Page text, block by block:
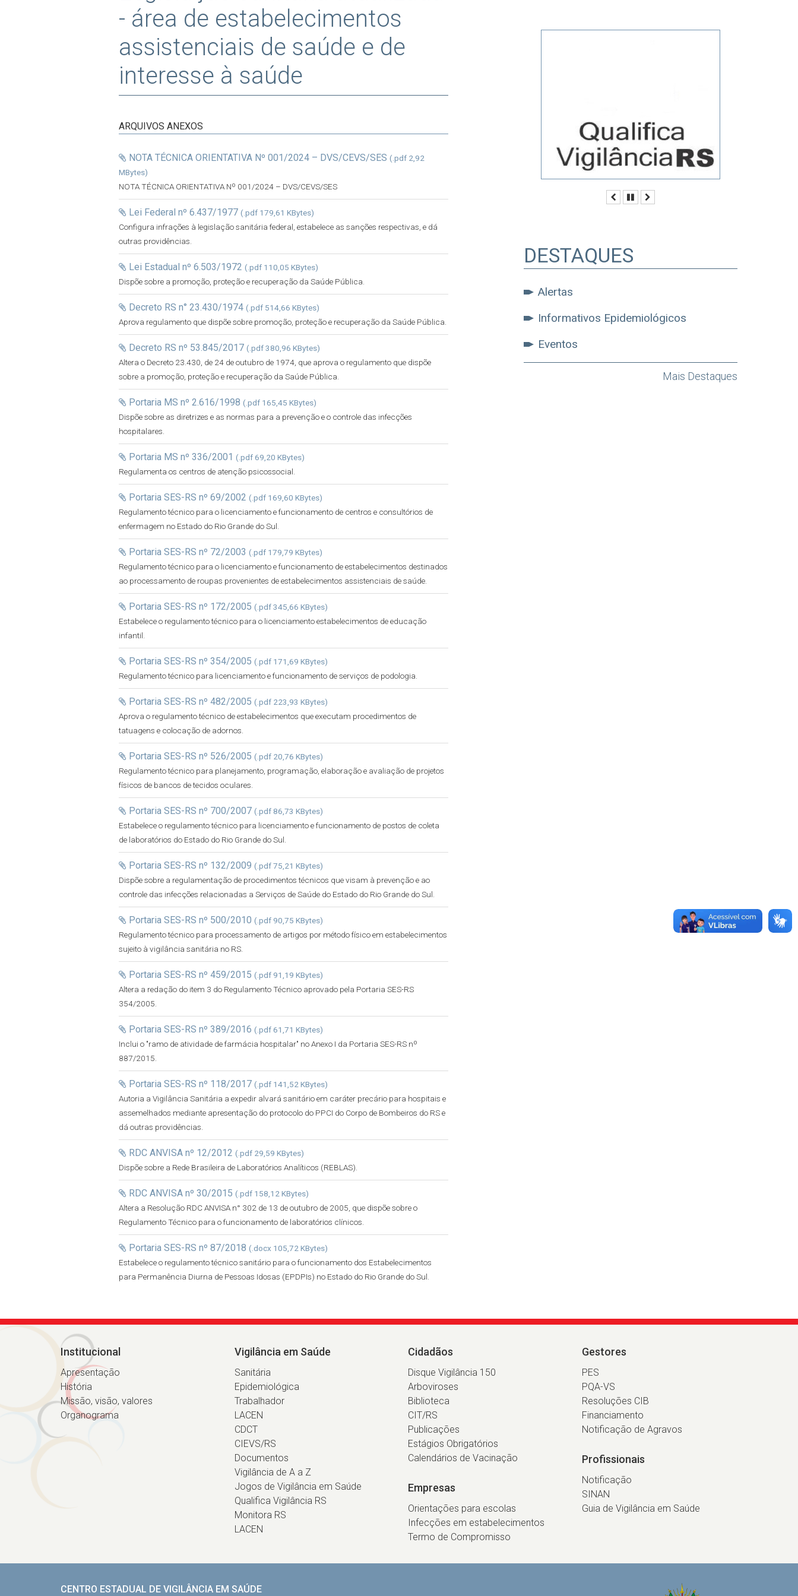
- área de estabelecimentos
assistenciais de saúde e de
interesse à saúde
ARQUIVOS ANEXOS
NOTA TÉCNICA ORIENTATIVA Nº 001/2024 – DVS/CEVS/SES (.pdf 2,92
MBytes)
NOTA TÉCNICA ORIENTATIVA Nº 001/2024 – DVS/CEVS/SES
Lei Federal nº 6.437/1977 (.pdf 179,61 KBytes)
Configura infrações à legislação sanitária federal, estabelece as sanções respectivas, e dá
outras providências.
Lei Estadual nº 6.503/1972 (.pdf 110,05 KBytes)
Dispõe sobre a promoção, proteção e recuperação da Saúde Pública.
Decreto RS n° 23.430/1974 (.pdf 514,66 KBytes)
Aprova regulamento que dispõe sobre promoção, proteção e recuperação da Saúde Pública.
Decreto RS nº 53.845/2017 (.pdf 380,96 KBytes)
Altera o Decreto 23.430, de 24 de outubro de 1974, que aprova o regulamento que dispõe
sobre a promoção, proteção e recuperação da Saúde Pública.
Portaria MS nº 2.616/1998 (.pdf 165,45 KBytes)
Dispõe sobre as diretrizes e as normas para a prevenção e o controle das infecções
hospitalares.
Portaria MS nº 336/2001 (.pdf 69,20 KBytes)
Regulamenta os centros de atenção psicossocial.
Portaria SES-RS nº 69/2002 (.pdf 169,60 KBytes)
Regulamento técnico para o licenciamento e funcionamento de centros e consultórios de
enfermagem no Estado do Rio Grande do Sul.
Portaria SES-RS nº 72/2003 (.pdf 179,79 KBytes)
Regulamento técnico para o licenciamento e funcionamento de estabelecimentos destinados
ao processamento de roupas provenientes de estabelecimentos assistenciais de saúde.
Portaria SES-RS nº 172/2005 (.pdf 345,66 KBytes)
Estabelece o regulamento técnico para o licenciamento estabelecimentos de educação
infantil.
Portaria SES-RS nº 354/2005 (.pdf 171,69 KBytes)
Regulamento técnico para licenciamento e funcionamento de serviços de podologia.
Portaria SES-RS nº 482/2005 (.pdf 223,93 KBytes)
Aprova o regulamento técnico de estabelecimentos que executam procedimentos de
tatuagens e colocação de adornos.
Portaria SES-RS nº 526/2005 (.pdf 20,76 KBytes)
Regulamento técnico para planejamento, programação, elaboração e avaliação de projetos
físicos de bancos de tecidos oculares.
Portaria SES-RS nº 700/2007 (.pdf 86,73 KBytes)
Estabelece o regulamento técnico para licenciamento e funcionamento de postos de coleta
de laboratórios do Estado do Rio Grande do Sul.
Portaria SES-RS nº 132/2009 (.pdf 75,21 KBytes)
Dispõe sobre a regulamentação de procedimentos técnicos que visam à prevenção e ao
controle das infecções relacionadas a Serviços de Saúde do Estado do Rio Grande do Sul.
Portaria SES-RS nº 500/2010 (.pdf 90,75 KBytes)
Regulamento técnico para processamento de artigos por método físico em estabelecimentos
sujeito à vigilância sanitária no RS.
Portaria SES-RS nº 459/2015 (.pdf 91,19 KBytes)
Altera a redação do item 3 do Regulamento Técnico aprovado pela Portaria SES-RS
354/2005.
Portaria SES-RS nº 389/2016 (.pdf 61,71 KBytes)
Inclui o "ramo de atividade de farmácia hospitalar" no Anexo I da Portaria SES-RS nº
887/2015.
Portaria SES-RS nº 118/2017 (.pdf 141,52 KBytes)
Autoria a Vigilância Sanitária a expedir alvará sanitário em caráter precário para hospitais e
assemelhados mediante apresentação do protocolo do PPCI do Corpo de Bombeiros do RS e
dá outras providências.
RDC ANVISA nº 12/2012 (.pdf 29,59 KBytes)
Dispõe sobre a Rede Brasileira de Laboratórios Analíticos (REBLAS).
RDC ANVISA nº 30/2015 (.pdf 158,12 KBytes)
Altera a Resolução RDC ANVISA n° 302 de 13 de outubro de 2005, que dispõe sobre o
Regulamento Técnico para o funcionamento de laboratórios clínicos.
Portaria SES-RS nº 87/2018 (.docx 105,72 KBytes)
Estabelece o regulamento técnico sanitário para o funcionamento dos Estabelecimentos
para Permanência Diurna de Pessoas Idosas (EPDPIs) no Estado do Rio Grande do Sul.
AnteriorPausar
DESTAQUES
Alertas
Informativos Epidemiológicos
Eventos
Mais Destaques
Institucional
Apresentação
História
Missão, visão, valores
Organograma
Vigilância em Saúde
Sanitária
Epidemiológica
Trabalhador
LACEN
CDCT
CIEVS/RS
Documentos
Vigilância de A a Z
Jogos de Vigilância em Saúde
Qualifica Vigilância RS
Monitora RS
LACEN
Cidadãos
Disque Vigilância 150
Arboviroses
Biblioteca
CIT/RS
Publicações
Estágios Obrigatórios
Calendários de Vacinação
Empresas
Orientações para escolas
Infecções em estabelecimentos
Termo de Compromisso
Gestores
PES
PQA-VS
Resoluções CIB
Financiamento
Notificação de Agravos
Profissionais
Notificação
SINAN
Guia de Vigilância em Saúde
CENTRO ESTADUAL DE VIGILÂNCIA EM SAÚDE